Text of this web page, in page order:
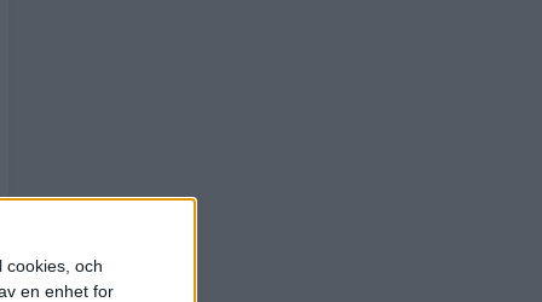
cookies, och
en enhet for